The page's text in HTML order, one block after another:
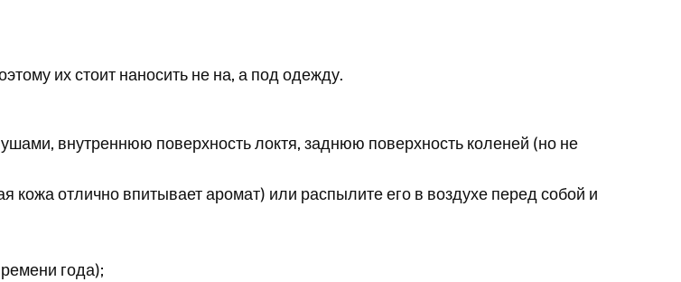
их стоит наносить не на, а под одежду.
внутреннюю поверхность локтя, заднюю поверхность коленей (но не
отлично впитывает аромат) или распылите его в воздухе перед собой и
года);